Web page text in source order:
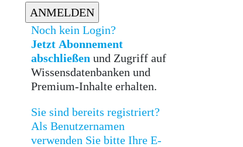
Noch kein Login?
Jetzt Abonnement
abschließen
Wissensdatenbanken und
Premium-Inhalte erhalten.
Sie sind bereits registriert?
Als Benutzernamen
verwenden Sie bitte Ihre E-